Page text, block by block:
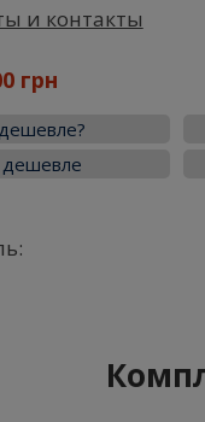
и контакты
грн
дешевле